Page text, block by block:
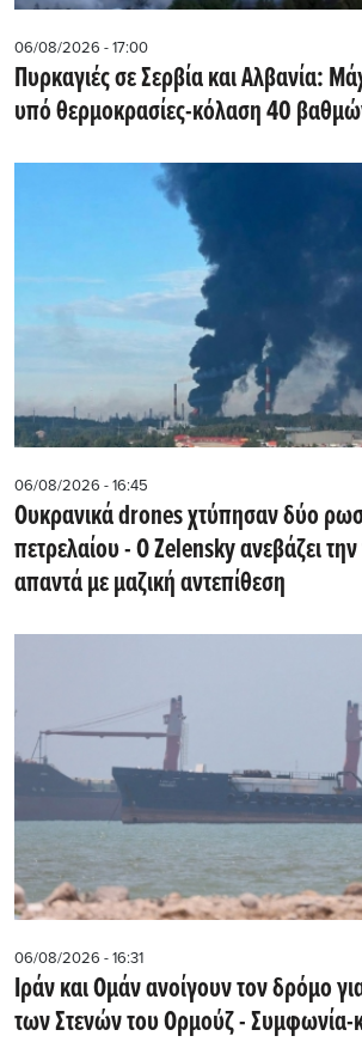
06/08/2026 - 17:00
Πυρκαγιές σε Σερβία και Αλβανία:
υπό θερμοκρασίες-κόλαση 40
06/08/2026 - 16:45
Ουκρανικά drones χτύπησαν δύο
πετρελαίου - Ο Zelensky ανεβάζει
απαντά με μαζική αντεπίθεση
06/08/2026 - 16:31
Ιράν και Ομάν ανοίγουν τον δρόμο
των Στενών του Ορμούζ - Συμφωνία-